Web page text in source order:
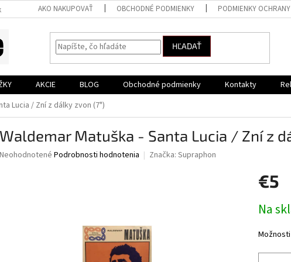
AKO NAKUPOVAŤ OBCHODNÉ PODMIENKY PODMIENKY OCHRANY
HĽADAŤ
AKCIE BLOG Obchodné podmienky Kontakty
Lucia / Zní z dálky zvon (7")
Waldemar Matuška - Santa Lucia / Zní z
Priemerné
Neohodnotené Podrobnosti hodnotenia Značka: Supraphon
€5
cena:
Na